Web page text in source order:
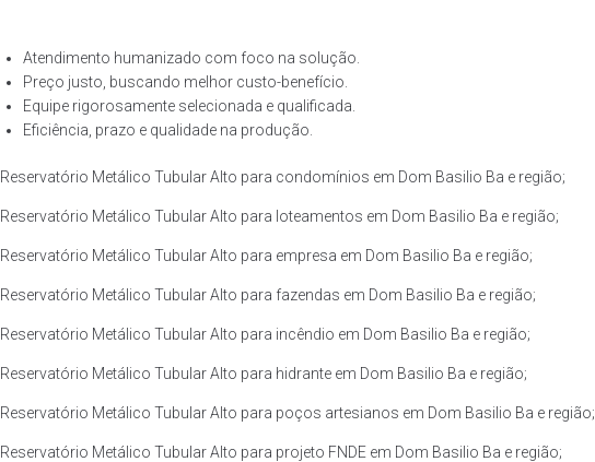
Atendimento humanizado com foco na solução.
Preço justo, buscando melhor custo-benefício.
Equipe rigorosamente selecionada e qualificada.
Eficiência, prazo e qualidade na produção.
Reservatório Metálico Tubular Alto para condomínios em Dom Basilio Ba e região;
Reservatório Metálico Tubular Alto para loteamentos em Dom Basilio Ba e região;
Reservatório Metálico Tubular Alto para empresa em Dom Basilio Ba e região;
Reservatório Metálico Tubular Alto para fazendas em Dom Basilio Ba e região;
Reservatório Metálico Tubular Alto para incêndio em Dom Basilio Ba e região;
Reservatório Metálico Tubular Alto para hidrante em Dom Basilio Ba e região;
Reservatório Metálico Tubular Alto para poços artesianos em Dom Basilio Ba e região;
Reservatório Metálico Tubular Alto para projeto FNDE em Dom Basilio Ba e região;